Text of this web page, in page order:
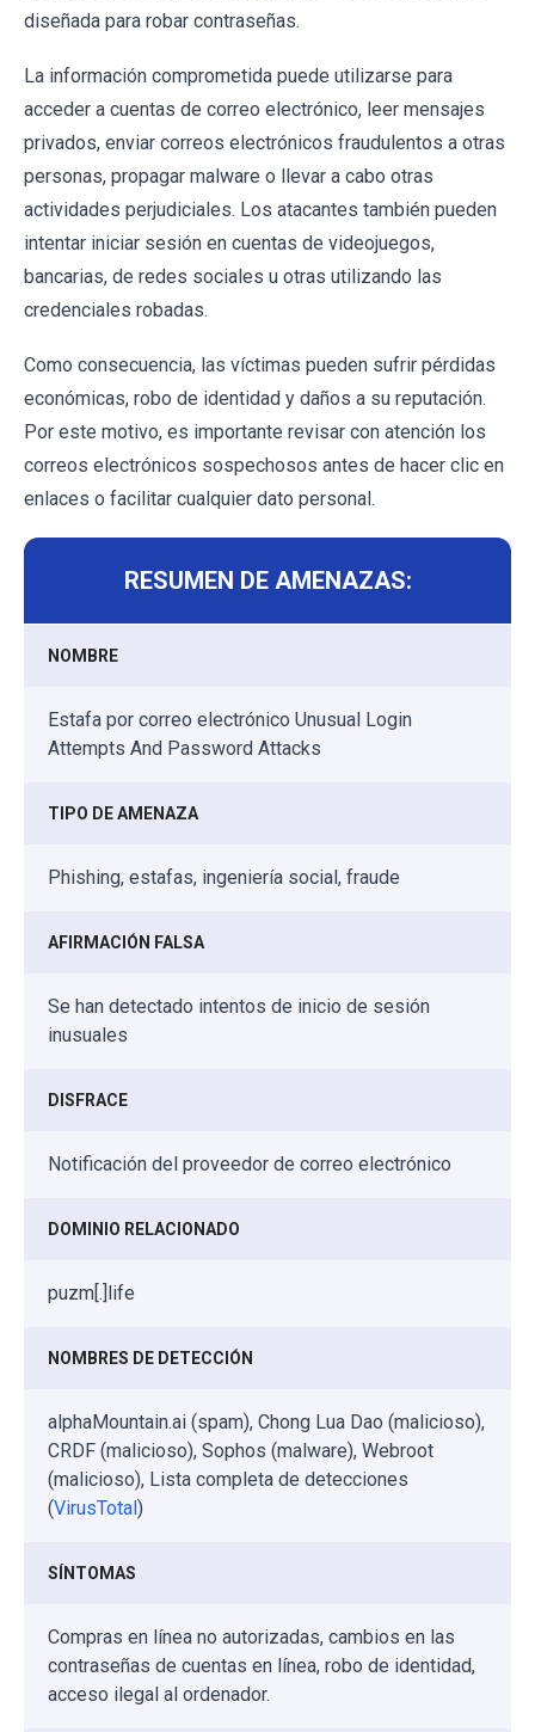
diseñada para robar contraseñas.
La información comprometida puede utilizarse para
acceder a cuentas de correo electrónico, leer mensajes
privados, enviar correos electrónicos fraudulentos a otras
personas, propagar malware o llevar a cabo otras
actividades perjudiciales. Los atacantes también pueden
intentar iniciar sesión en cuentas de videojuegos,
bancarias, de redes sociales u otras utilizando las
credenciales robadas.
Como consecuencia, las víctimas pueden sufrir pérdidas
económicas, robo de identidad y daños a su reputación.
Por este motivo, es importante revisar con atención los
correos electrónicos sospechosos antes de hacer clic en
enlaces o facilitar cualquier dato personal.
RESUMEN DE AMENAZAS:
NOMBRE
Estafa por correo electrónico Unusual Login
Attempts And Password Attacks
TIPO DE AMENAZA
Phishing, estafas, ingeniería social, fraude
AFIRMACIÓN FALSA
Se han detectado intentos de inicio de sesión
inusuales
DISFRACE
Notificación del proveedor de correo electrónico
DOMINIO RELACIONADO
puzm[.]life
NOMBRES DE DETECCIÓN
alphaMountain.ai (spam), Chong Lua Dao (malicioso),
CRDF (malicioso), Sophos (malware), Webroot
(malicioso), Lista completa de detecciones
(VirusTotal)
SÍNTOMAS
Compras en línea no autorizadas, cambios en las
contraseñas de cuentas en línea, robo de identidad,
acceso ilegal al ordenador.